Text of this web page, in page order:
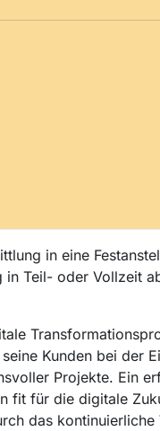
in eine
Teil- oder Vollzeit
Kunden bei der
Projekte. Ein
fit für die digitale
das kontinuierliche